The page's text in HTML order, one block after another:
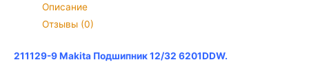
6201DDW
Описание
Отзывы (0)
211129-9 Makita Подшипник 12/32 6201DDW.